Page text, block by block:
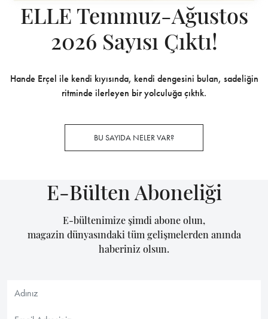
ELLE Temmuz-Ağustos
2026 Sayısı Çıktı!
Hande Erçel ile kendi kıyısında, kendi dengesini bulan, sadeliğin
ritminde ilerleyen bir yolculuğa çıktık.
BU SAYIDA NELER VAR?
E-Bülten Aboneliği
E-bültenimize şimdi abone olun,
magazin dünyasındaki tüm gelişmelerden anında
haberiniz olsun.